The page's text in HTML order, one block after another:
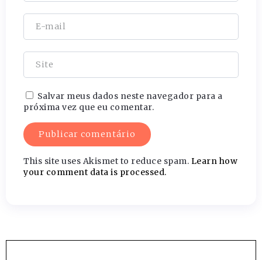
Salvar meus dados neste navegador para a
próxima vez que eu comentar.
This site uses Akismet to reduce spam. Learn how
your comment data is processed.